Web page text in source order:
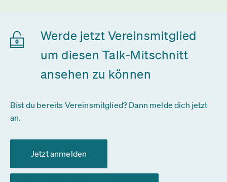
Werde jetzt Vereinsmitglied
um diesen Talk-Mitschnitt
ansehen zu können
Bist du bereits Vereinsmitglied? Dann melde dich jetzt
an.
Jetzt anmelden